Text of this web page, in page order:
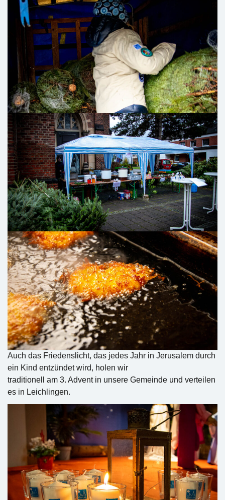
Auch das Friedenslicht, das jedes Jahr in Jerusalem durch
ein Kind entzündet wird, holen wir
traditionell am 3. Advent in unsere Gemeinde und verteilen
es in Leichlingen.